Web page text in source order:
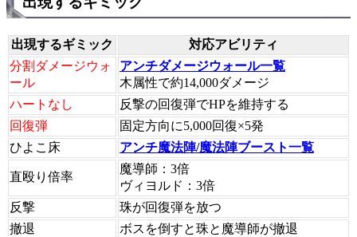
出現するギミック
対応アビリティ
分割ダメージウォ
ール
アンチダメージウォール一覧
木属性で約14,000ダメージ
ハートなし
反撃の回復弾でHPを維持する
回復弾
固定方向に5,000回復×5発
ひよこ床
アンチ魔法陣/魔法陣ブースト一覧
直殴り倍率
魔導師：3倍
ヴィヨルド：3倍
反撃
珠が回復弾を放つ
撤退
ボスを倒すと珠と魔導師が撤退